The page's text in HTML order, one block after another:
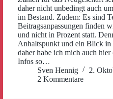
daher nicht unbedingt auch
im Bestand. Zudem: Es sind
Beitragsanpassungen finden
und nicht in Prozent statt.
Anhaltspunkt und ein Blick in
daher habe ich mich auch hier
Infos so…
Sven Hennig
2.
2 Kommentare